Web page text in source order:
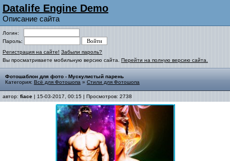
Datalife Engine Demo
Описание сайта
Логин:
Пароль:
Регистрация на сайте! Забыли пароль?
Вы просматриваете мобильную версию сайта. Перейти на полную версию сайта.
Фотошаблон для фото - Мускулистый парень
Категория: Всё для Фотошопа » Стили для Фотошопа
автор: fiace | 15-03-2017, 00:15 | Просмотров: 2738